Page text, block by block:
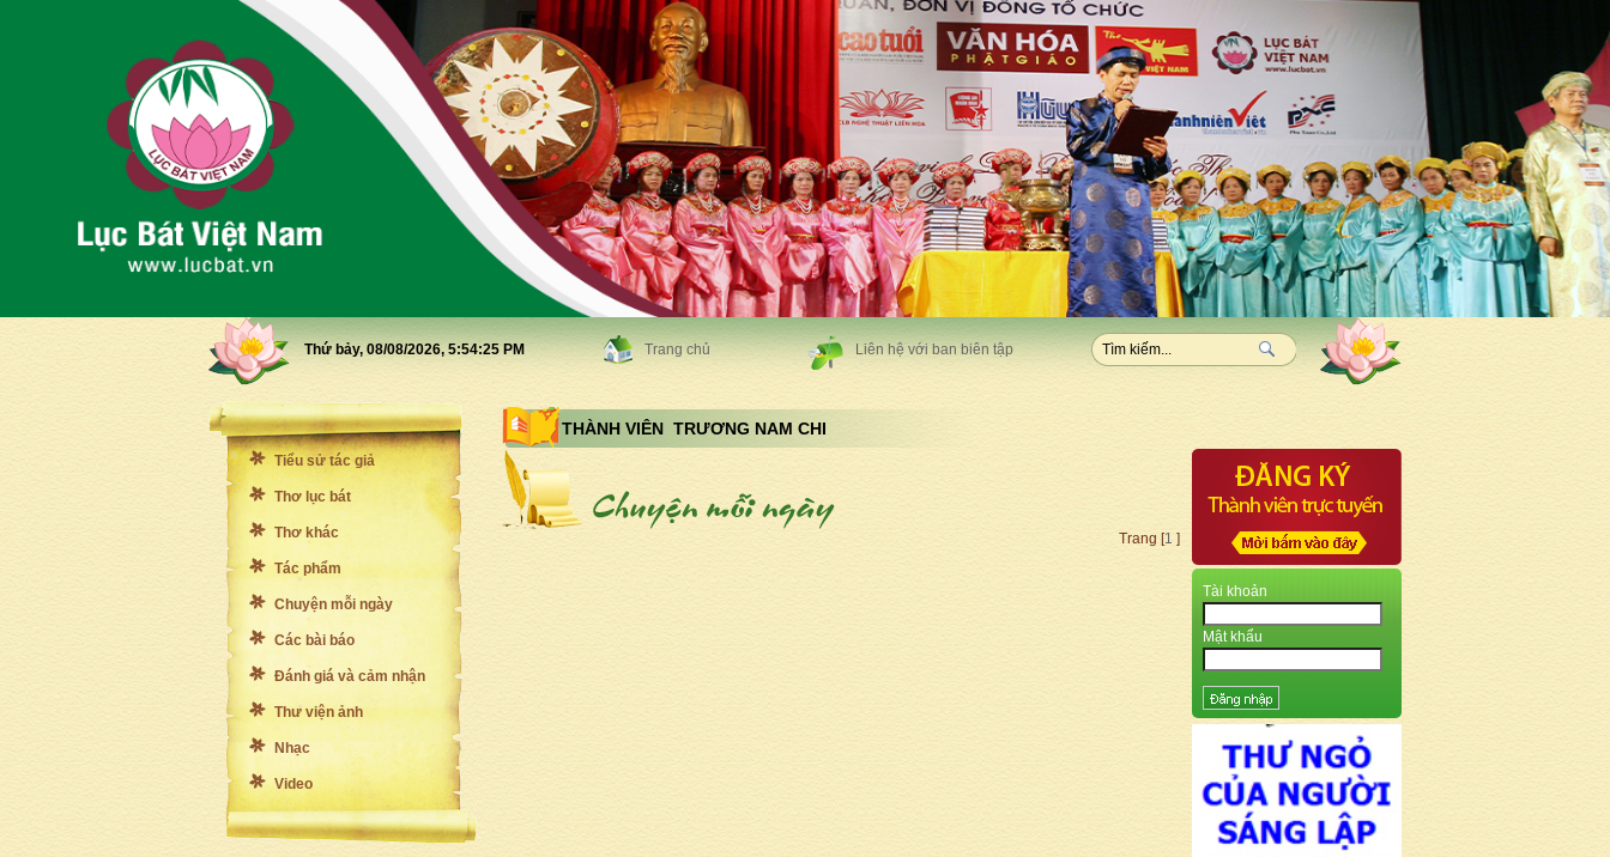
Thứ bảy, 08/08/2026, 5:54:26 PM Trang chủ Liên hệ với ban biên tập
Tiểu sử tác giả
Thơ lục bát
Thơ khác
Tác phẩm
Chuyện mỗi ngày
Các bài báo
Đánh giá và cảm nhận
Thư viện ảnh
Nhạc
Video
THÀNH VIÊN TRƯƠNG NAM CHI
Trang [1 ]
Tài khoản
Mật khẩu